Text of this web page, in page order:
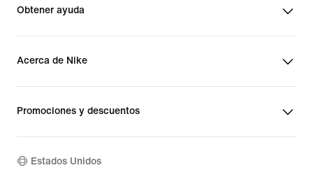
Obtener ayuda
Acerca de Nike
Promociones y descuentos
Estados Unidos